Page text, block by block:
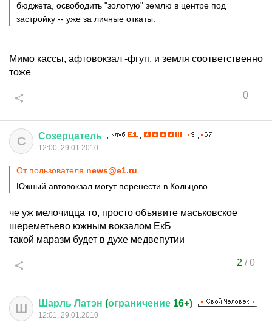
бюджета, освободить "золотую" землю в центре под
застройку -- уже за личные откаты.
Мимо кассы, афтовокзал -фгуп, и земля соответственно
тоже
0
С Созерцатель
12:00, 29.01.2010
От пользователя news@e1.ru
Южный автовокзал могут перенести в Кольцово
че уж мелочицца то, просто объявите маськовское
шереметьево южным вокзалом ЕкБ
такой маразм будет в духе медвепутии
2 /0
Ш Шарль Латэн (ограничение 16+)
12:01, 29.01.2010